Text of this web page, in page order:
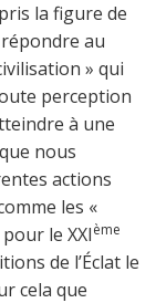
la figure de
au
» qui
perception
à une
nous
actions
les «
le XXIème
de l’Éclat le
cela que